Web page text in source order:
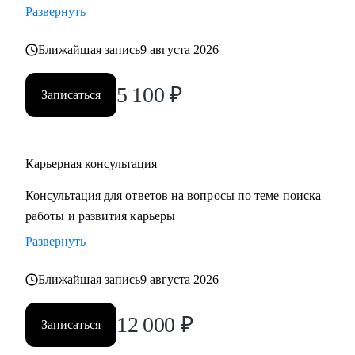
‌‌‌‌‌• избавиться от синдрома самозванца
стрессом и выгоранием
Кому могу помочь:
Руководителям среднего и высшего звена
• HR
• E-commerce
Обращаю внимание, что специализируюсь только на
Развернуть
Ближайшая запись9 августа 2026
Записаться 5 100 ₽
Карьерная консультация
Консультация для ответов на вопросы по теме поиска
работы и развития карьеры
Развернуть
Ближайшая запись9 августа 2026
Записаться 12 000 ₽